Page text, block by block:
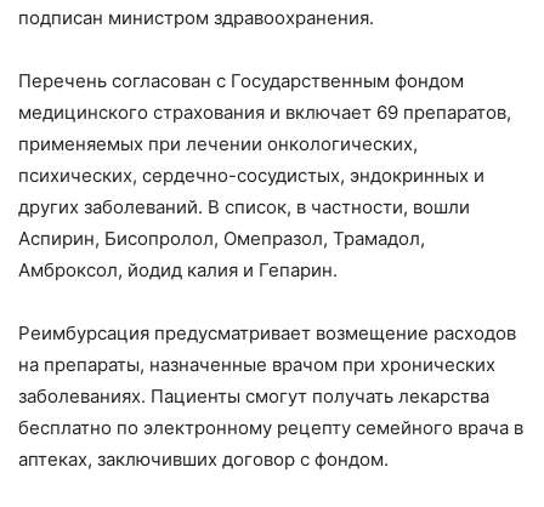
подписан министром здравоохранения.
Перечень согласован с Государственным фондом
медицинского страхования и включает 69 препаратов,
применяемых при лечении онкологических,
психических, сердечно-сосудистых, эндокринных и
других заболеваний. В список, в частности, вошли
Аспирин, Бисопролол, Омепразол, Трамадол,
Амброксол, йодид калия и Гепарин.
Реимбурсация предусматривает возмещение расходов
на препараты, назначенные врачом при хронических
заболеваниях. Пациенты смогут получать лекарства
бесплатно по электронному рецепту семейного врача в
аптеках, заключивших договор с фондом.